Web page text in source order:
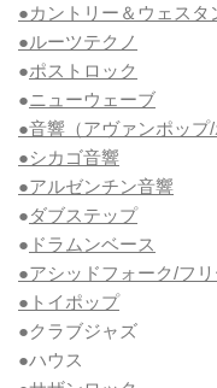
●カントリー＆ウェスタ
●ルーツテクノ
●ポストロック
●ニューウェーブ
●音響（アヴァンポップ
●シカゴ音響
●アルゼンチン音響
●ダブステップ
● ドラムンベース
●アシッドフォーク/フ
●トイポップ
●クラブジャズ
●ハウス